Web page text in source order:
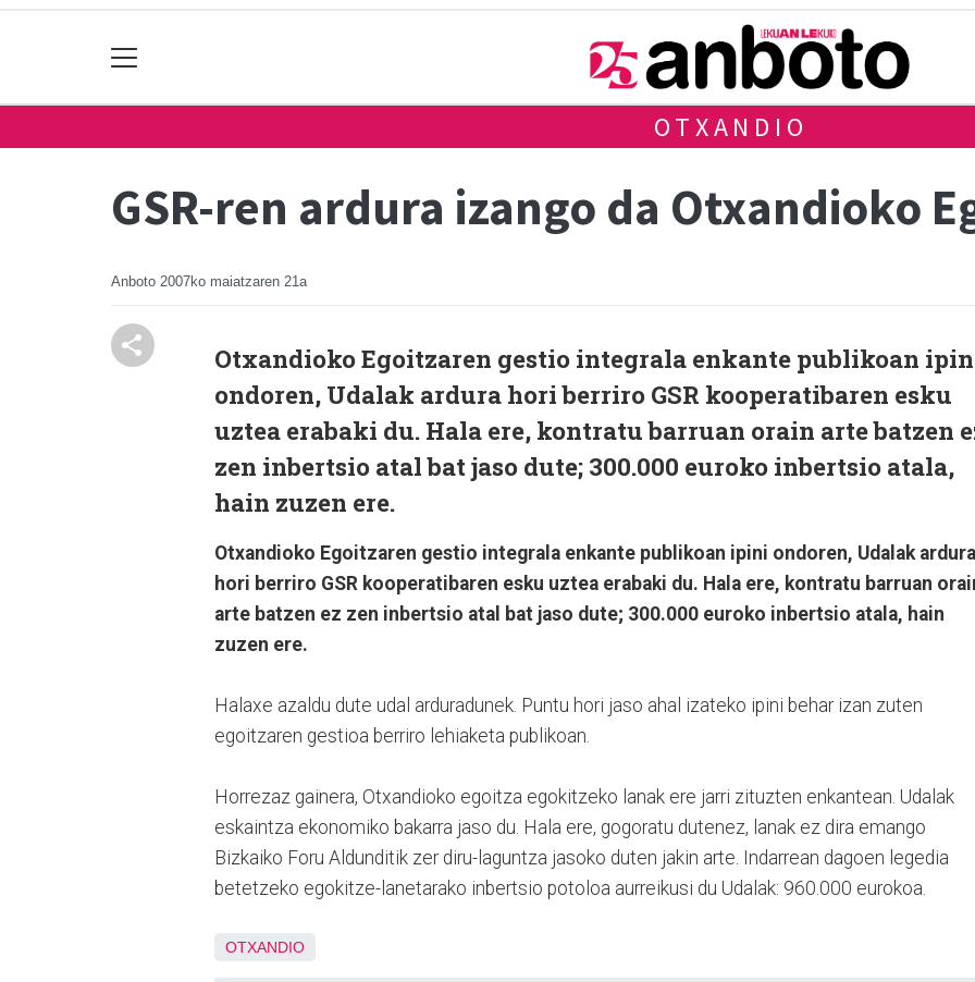
OTXANDIO
GSR-ren ardura izango da Otxandioko
Anboto 2007ko maiatzaren 21a
Otxandioko Egoitzaren gestio integrala enkante publikoan
ondoren, Udalak ardura hori berriro GSR kooperatibaren esku
uztea erabaki du. Hala ere, kontratu barruan orain arte batzen
zen inbertsio atal bat jaso dute; 300.000 euroko inbertsio atala,
hain zuzen ere.
Otxandioko Egoitzaren gestio integrala enkante publikoan ipini ondoren, Udalak ardura
hori berriro GSR kooperatibaren esku uztea erabaki du. Hala ere, kontratu barruan
arte batzen ez zen inbertsio atal bat jaso dute; 300.000 euroko inbertsio atala, hain
zuzen ere.
Halaxe azaldu dute udal arduradunek. Puntu hori jaso ahal izateko ipini behar izan zuten
egoitzaren gestioa berriro lehiaketa publikoan.
Horrezaz gainera, Otxandioko egoitza egokitzeko lanak ere jarri zituzten enkantean. Udalak
eskaintza ekonomiko bakarra jaso du. Hala ere, gogoratu dutenez, lanak ez dira emango
Bizkaiko Foru Aldunditik zer diru-laguntza jasoko duten jakin arte. Indarrean dagoen legedia
betetzeko egokitze-lanetarako inbertsio potoloa aurreikusi du Udalak: 960.000 eurokoa.
OTXANDIO